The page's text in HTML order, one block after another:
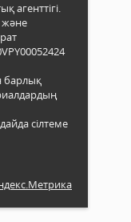
агенттігі.
және
барлық
сілтеме